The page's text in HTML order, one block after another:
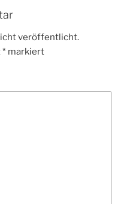
veröffentlicht.
* markiert